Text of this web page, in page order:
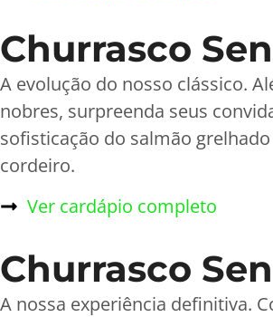
Churrasco
A evolução do nosso clássico.
nobres, surpreenda seus
sofisticação do salmão
cordeiro.
Ver cardápio completo
Churrasco
A nossa experiência definitiva.